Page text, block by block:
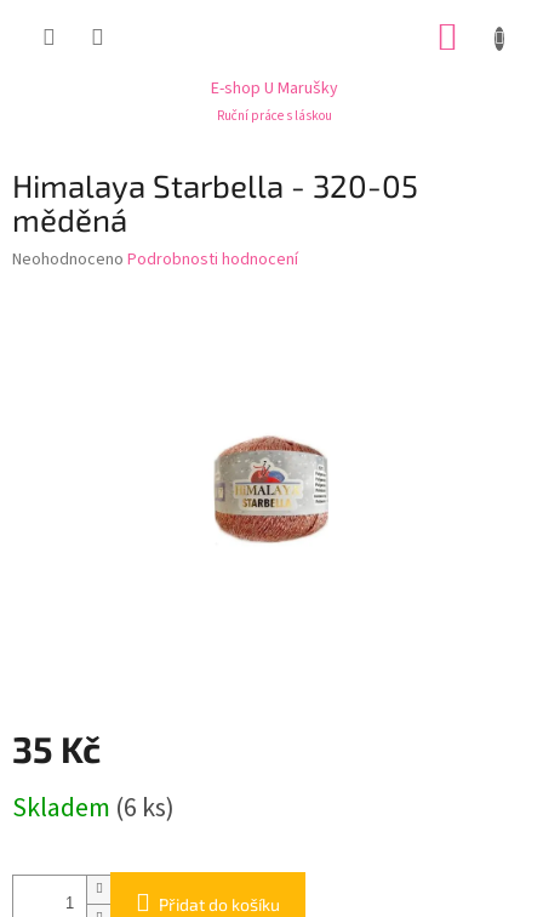
E-shop U Marušky
Ruční práce s láskou
Himalaya Starbella - 320-05
měděná
Průměrné
Neohodnoceno Podrobnosti hodnocení
35 Kč
cena:
Skladem (6 ks)
Přidat do košíku